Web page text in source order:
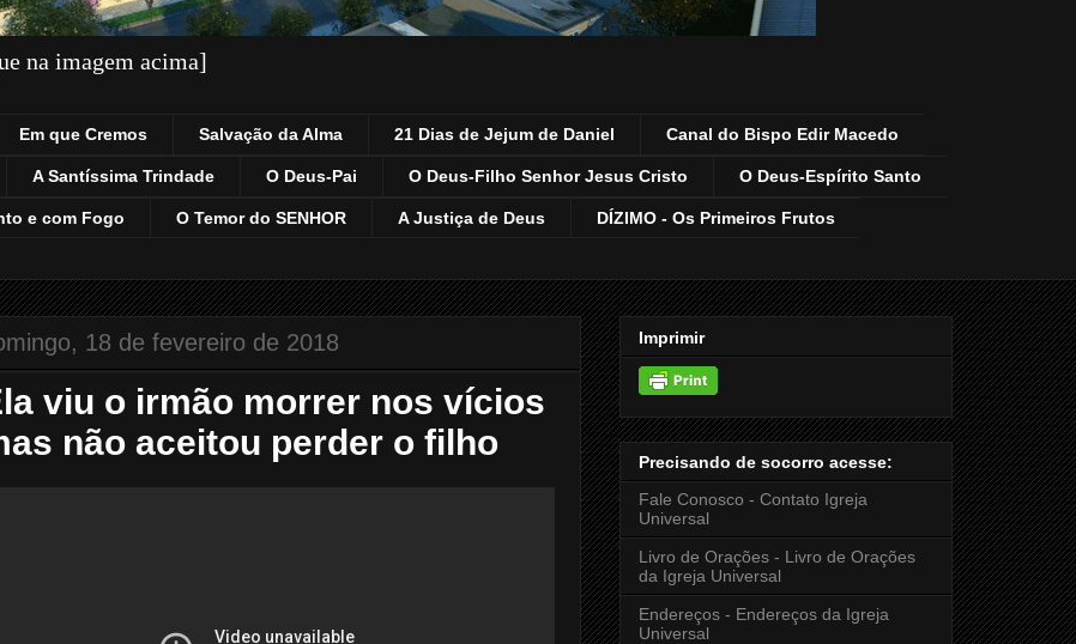
na imagem acima]
Em que Cremos Salvação da Alma 21 Dias de Jejum de Daniel Canal do Bispo Edir Macedo
A Santíssima Trindade O Deus-Pai O Deus-Filho Senhor Jesus Cristo O Deus-Espírito Santo
e com Fogo O Temor do SENHOR A Justiça de Deus DÍZIMO - Os Primeiros Frutos
18 de fevereiro de 2018
viu o irmão morrer nos vícios
não aceitou perder o filho
Imprimir
Precisando de socorro acesse:
Fale Conosco - Contato Igreja
Universal
Livro de Orações - Livro de Orações
da Igreja Universal
Endereços - Endereços da Igreja
Universal